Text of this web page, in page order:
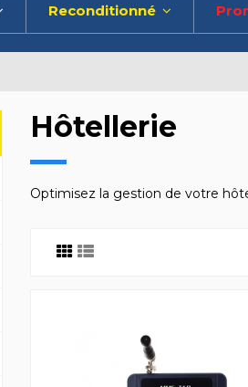
Reconditionné
Hôtellerie
Optimisez la gestion de votre